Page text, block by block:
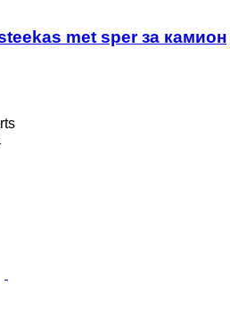
met sper за камион